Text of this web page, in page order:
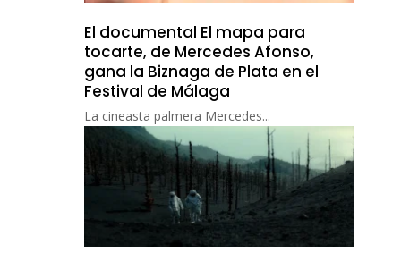
El documental El mapa para
tocarte, de Mercedes Afonso,
gana la Biznaga de Plata en el
Festival de Málaga
La cineasta palmera Mercedes...